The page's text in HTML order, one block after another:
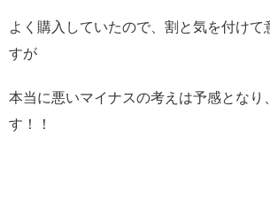
よく購入していたので、割と気を付けて
すが
本当に悪いマイナスの考えは予感となり
す！！